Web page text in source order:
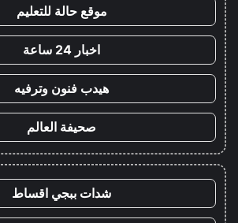
موقع حالة للتعليم
اخبار 24 ساعة
هيدب فنون وترفيه
صحيفة العالم
شدات ببجي اقساط